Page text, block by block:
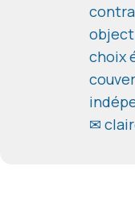
choix
✉